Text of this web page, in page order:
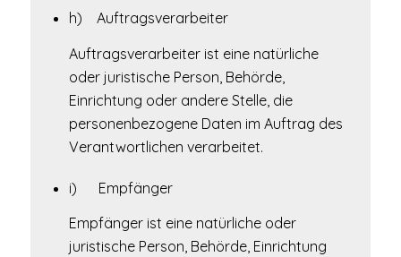
h) Auftragsverarbeiter
Auftragsverarbeiter ist eine natürliche
oder juristische Person, Behörde,
Einrichtung oder andere Stelle, die
personenbezogene Daten im Auftrag des
Verantwortlichen verarbeitet.
i) Empfänger
Empfänger ist eine natürliche oder
juristische Person, Behörde, Einrichtung